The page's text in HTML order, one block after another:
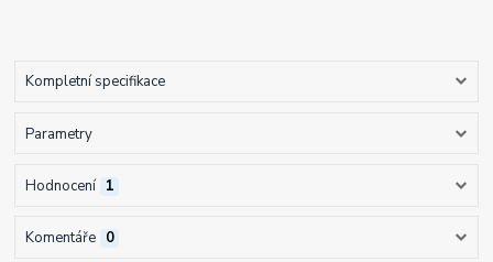
Kompletní specifikace
Parametry
Hodnocení 1
Komentáře 0